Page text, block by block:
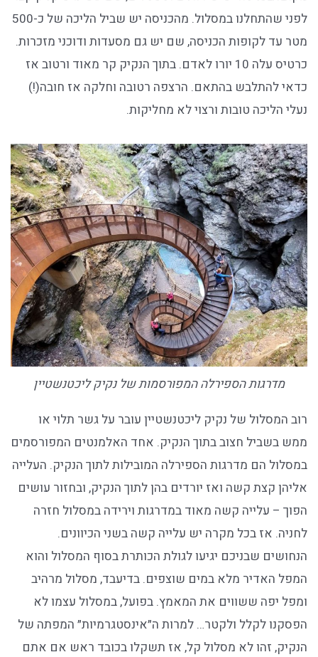
לפני שהתחלנו במסלול. מהכניסה יש שביל הליכה של כ-500
מטר עד לקופות הכניסה, שם יש גם מסעדות ודוכני מזכרות.
כרטיס עלה 10 יורו לאדם. בתוך הנקיק קר מאוד ורטוב אז
כדאי להתלבש בהתאם. הרצפה רטובה וחלקה אז חובה(!)
נעלי הליכה טובות ורצוי לא מחליקות.
מדרגות הספירלה המפורסמות של נקיק ליכטנשטיין
רוב המסלול של נקיק ליכטנשטיין עובר על גשר תלוי או
ממש בשביל חצוב בתוך הנקיק. אחד האלמנטים המפורסמים
במסלול הם מדרגות הספירלה המובילות לתוך הנקיק. העלייה
אליהן קצת קשה ואז יורדים בהן לתוך הנקיק, ובחזור עושים
הפוך – עלייה קשה מאוד במדרגות וירידה במסלול חזרה
לחניה. אז בכל מקרה יש עלייה קשה בשני הכיוונים.
הנחושים שבניכם יגיעו לגולת הכותרת בסוף המסלול והוא
המפל האדיר מלא במים שוצפים. בדיעבד, מסלול מרהיב
ומפל יפה ששווים את המאמץ. בפועל, במסלול עצמו לא
הפסקנו לקלל ולקטר… למרות ה״אינסטגרמיות״ המפתה של
הנקיק, זהו לא מסלול קל, אז תשקלו בכובד ראש אם אתם